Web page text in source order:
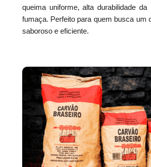
queima uniforme, alta durabilidade
fumaça. Perfeito para quem busca um
saboroso e eficiente.